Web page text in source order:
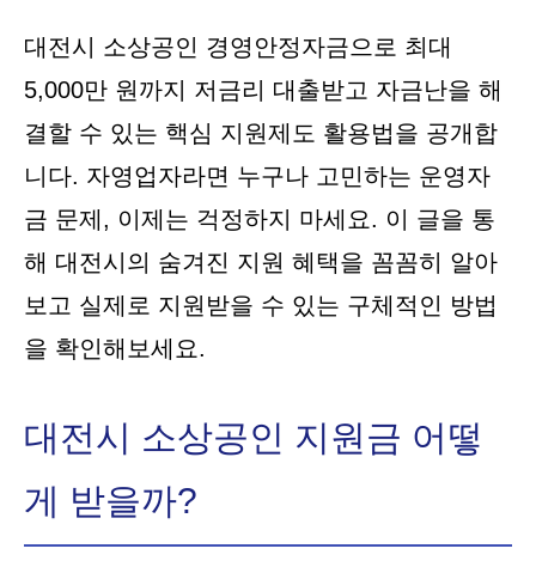
대전시 소상공인 경영안정자금으로 최대
5,000만 원까지 저금리 대출받고 자금난을 해
결할 수 있는 핵심 지원제도 활용법을 공개합
니다. 자영업자라면 누구나 고민하는 운영자
금 문제, 이제는 걱정하지 마세요. 이 글을 통
해 대전시의 숨겨진 지원 혜택을 꼼꼼히 알아
보고 실제로 지원받을 수 있는 구체적인 방법
을 확인해보세요.
대전시 소상공인 지원금 어떻
게 받을까?